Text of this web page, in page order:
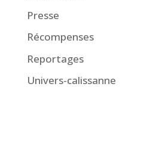
Presse
Récompenses
Reportages
Univers-calissanne